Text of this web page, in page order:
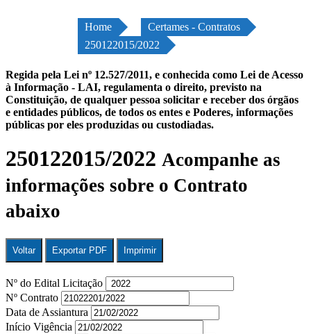
Home
Certames - Contratos
250122015/2022
Regida pela Lei nº 12.527/2011, e conhecida como Lei de Acesso
à Informação - LAI, regulamenta o direito, previsto na
Constituição, de qualquer pessoa solicitar e receber dos órgãos
e entidades públicos, de todos os entes e Poderes, informações
públicas por eles produzidas ou custodiadas.
250122015/2022 Acompanhe as
informações sobre o Contrato
abaixo
Voltar Exportar PDF Imprimir
Nº do Edital Licitação
Nº Contrato
Data de Assiantura
Início Vigência